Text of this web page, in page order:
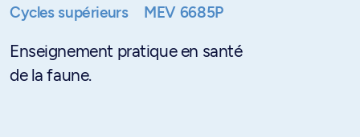
Cycles supérieurs MEV 6685P
Enseignement pratique en santé
de la faune.